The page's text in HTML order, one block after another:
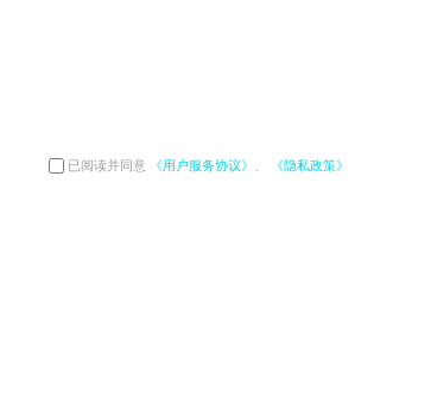
已阅读并同意 《用户服务协议》 《隐私政策》